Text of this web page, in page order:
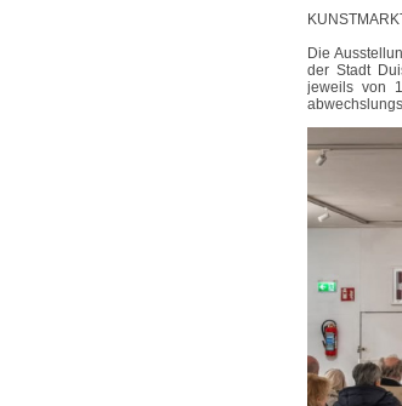
Die
der Stadt
jeweils von